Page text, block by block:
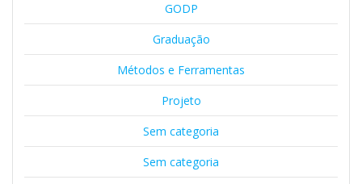
GODP
Graduação
Métodos e Ferramentas
Projeto
Sem categoria
Sem categoria